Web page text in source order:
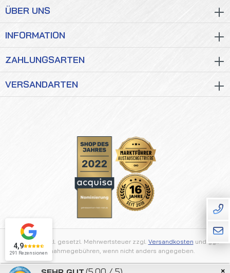
ÜBER UNS
INFORMATION
ZAHLUNGSARTEN
VERSANDARTEN
Alle Preise inkl. gesetzl. Mehrwertsteuer zzgl. Versandkosten und ggf.
Nachnahmegebühren, wenn nicht anders angegeben.
4,9
291 Rezensionen
×